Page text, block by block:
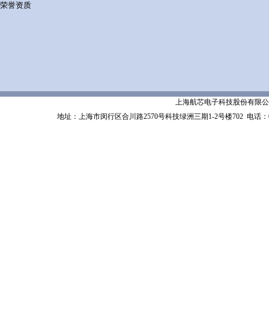
荣誉资质
上海航芯电子科技股份有限公
地址：上海市闵行区合川路2570号科技绿洲三期1-2号楼702 电话